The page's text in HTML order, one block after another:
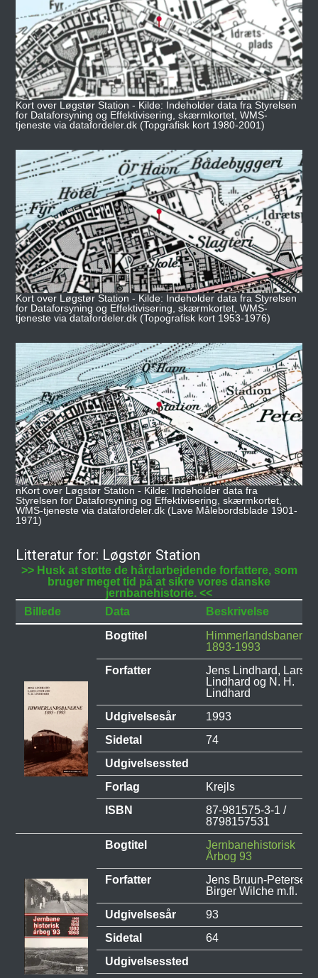
Kort over Løgstør Station - Kilde: Indeholder data fra Styrelsen
for Dataforsyning og Effektivisering, skærmkortet, WMS-
tjeneste via datafordeler.dk (Topgrafisk kort 1980-2001)
Kort over Løgstør Station - Kilde: Indeholder data fra Styrelsen
for Dataforsyning og Effektivisering, skærmkortet, WMS-
tjeneste via datafordeler.dk (Topografisk kort 1953-1976)
nKort over Løgstør Station - Kilde: Indeholder data fra
Styrelsen for Dataforsyning og Effektivisering, skærmkortet,
WMS-tjeneste via datafordeler.dk (Lave Målebordsblade 1901-
1971)
Litteratur for: Løgstør Station
>> Husk at støtte de hårdarbejdende forfattere, som
bruger meget tid på at sikre vores danske
jernbanehistorie. <<
Billede
Data
Beskrivelse
Bogtitel
Himmerlandsbanerne
1893-1993
Forfatter
Jens Lindhard, Lars
Lindhard og N. H.
Lindhard
Udgivelsesår
1993
Sidetal
74
Udgivelsessted
Forlag
Krejls
ISBN
87-981575-3-1 /
8798157531
Bogtitel
Jernbanehistorisk
Årbog 93
Forfatter
Jens Bruun-Petersen,
Birger Wilche m.fl.
Udgivelsesår
93
Sidetal
64
Udgivelsessted